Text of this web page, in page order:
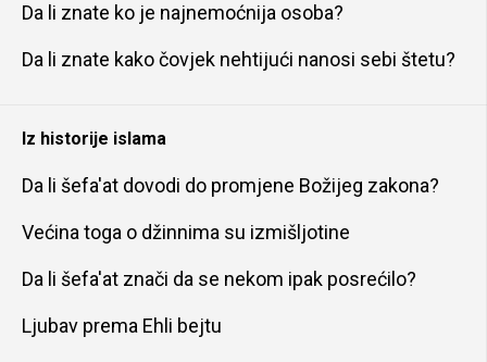
Da li znate ko je najnemoćnija osoba?
Da li znate kako čovjek nehtijući nanosi sebi štetu?
Iz historije islama
Da li šefa'at dovodi do promjene Božijeg zakona?
Većina toga o džinnima su izmišljotine
Da li šefa'at znači da se nekom ipak posrećilo?
Ljubav prema Ehli bejtu